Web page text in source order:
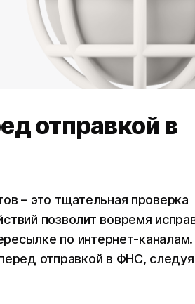
отправкой в
– это тщательная проверка
позволит вовремя
по интернет-каналам.
отправкой в ФНС, следуя